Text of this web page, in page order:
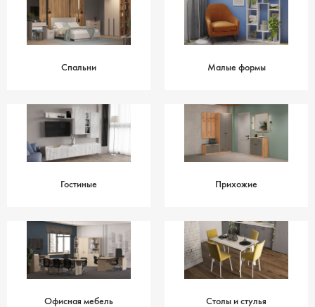
Спальни Малые формы
Гостиные Прихожие
Офисная мебель Столы и стулья